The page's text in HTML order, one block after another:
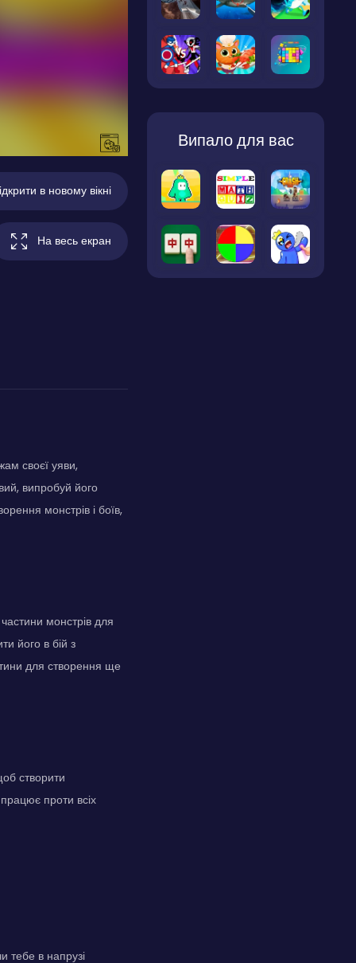
в новому вікні
На весь екран
своєї уяви,
випробуй його
монстрів і боїв,
монстрів для
його в бій з
для створення ще
створити
проти всіх
тебе в напрузі
Випало для вас